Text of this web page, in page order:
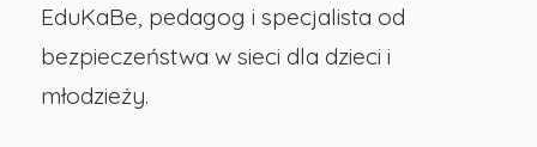
EduKaBe, pedagog i specjalista od
bezpieczeństwa w sieci dla dzieci i
młodzieży.